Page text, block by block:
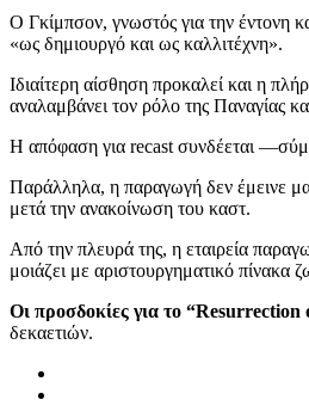
Ο Γκίμπσον, γνωστός για την έντονη
«ως δημιουργό και ως καλλιτέχνη».
Ιδιαίτερη αίσθηση προκαλεί και η
αναλαμβάνει τον ρόλο της Παναγίας
Η απόφαση για recast συνδέεται
Παράλληλα, η παραγωγή δεν έμεινε
μετά την ανακοίνωση του καστ.
Από την πλευρά της, η εταιρεία
μοιάζει με αριστουργηματικό πίνακα
Οι προσδοκίες για το “Resurrection
δεκαετιών.